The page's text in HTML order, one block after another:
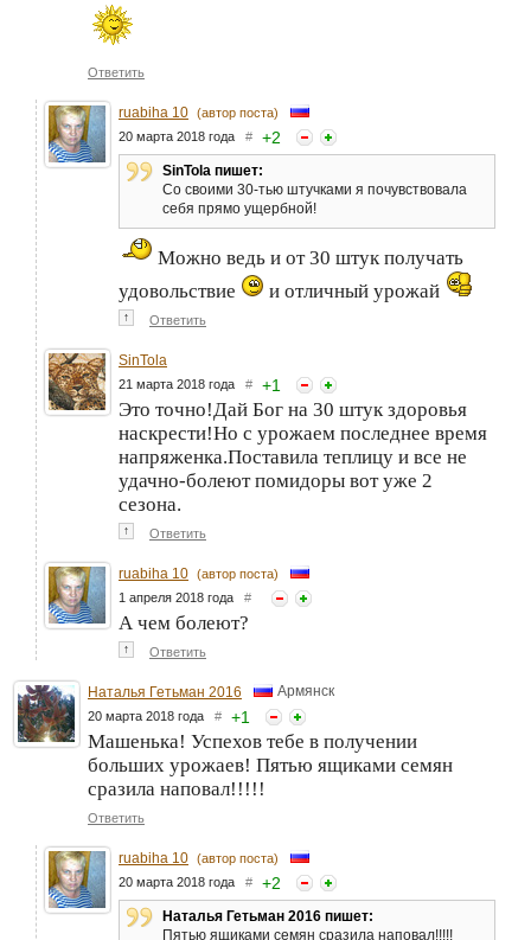
Ответить
ruabiha 10 (автор поста)
20 марта 2018 года # +2
SinTola пишет:
Со своими 30-тью штучками я почувствовала
себя прямо ущербной!
Можно ведь и от 30 штук получать
удовольствие
и отличный урожай
↑ Ответить
SinTola
21 марта 2018 года # +1
Это точно!Дай Бог на 30 штук здоровья
наскрести!Но с урожаем последнее время
напряженка.Поставила теплицу и все не
удачно-болеют помидоры вот уже 2
сезона.
↑ Ответить
ruabiha 10 (автор поста)
1 апреля 2018 года #
А чем болеют?
↑ Ответить
Наталья Гетьман 2016 Армянск
20 марта 2018 года # +1
Машенька! Успехов тебе в получении
больших урожаев! Пятью ящиками семян
сразила наповал!!!!!
Ответить
ruabiha 10 (автор поста)
20 марта 2018 года # +2
Наталья Гетьман 2016 пишет:
Пятью ящиками семян сразила наповал!!!!!